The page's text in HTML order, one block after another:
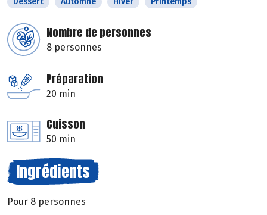
Nombre de personnes
8 personnes
Préparation
20 min
Cuisson
50 min
Ingrédients
Pour 8 personnes